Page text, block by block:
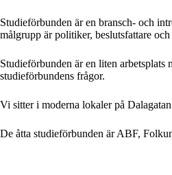
Studieförbunden är en bransch- och
målgrupp är politiker, beslutsfattare
Studieförbunden är en liten
studieförbundens frågor.
Vi sitter i moderna lokaler på
De åtta studieförbunden är ABF,